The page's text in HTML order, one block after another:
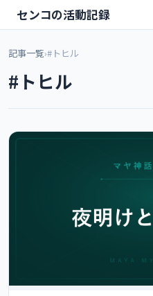
センコの活動記録
記事一覧›#トヒル
#トヒル